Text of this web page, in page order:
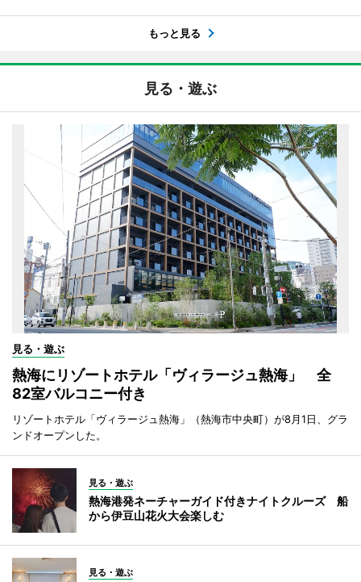
もっと見る
見る・遊ぶ
見る・遊ぶ
熱海にリゾートホテル「ヴィラージュ熱海」 全
82室バルコニー付き
リゾートホテル「ヴィラージュ熱海」（熱海市中央町）が8月1日、グラ
ンドオープンした。
見る・遊ぶ
熱海港発ネーチャーガイド付きナイトクルーズ 船
から伊豆山花火大会楽しむ
見る・遊ぶ